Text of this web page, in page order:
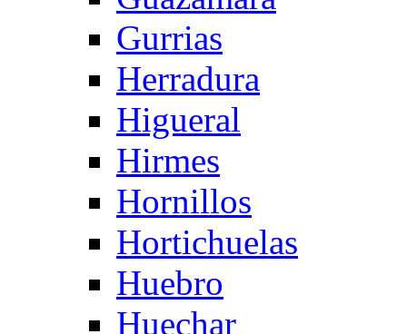
Gurrias
Herradura
Higueral
Hirmes
Hornillos
Hortichuelas
Huebro
Huechar